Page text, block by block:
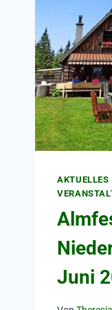
AKTUELLES
Juni